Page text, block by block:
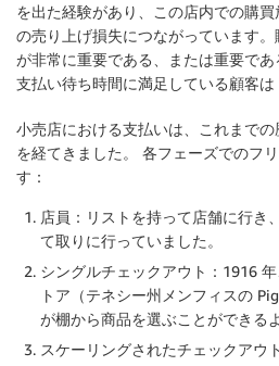
を出た経験があり、この店内での購
の売り上げ損失につながっています
が非常に重要である、または重要で
支払い待ち時間に満足している顧客は
小売店における支払いは、これまで
を経てきました。 各フェーズでのフ
す：
店員：リストを持って店舗に行き
て取りに行っていました。
シングルチェックアウト：1916
トア（テネシー州メンフィスの
が棚から商品を選ぶことができる
スケーリングされたチェックアウ